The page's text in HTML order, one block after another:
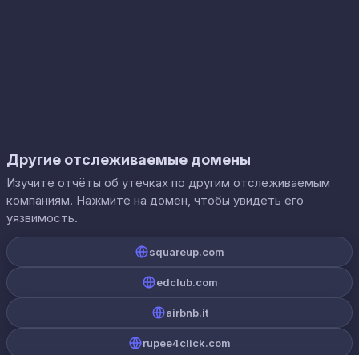
Другие отслеживаемые домены
Изучите отчёты об утечках по другим отслеживаемым
компаниям. Нажмите на домен, чтобы увидеть его
уязвимость.
squareup.com
edclub.com
airbnb.it
rupee4click.com